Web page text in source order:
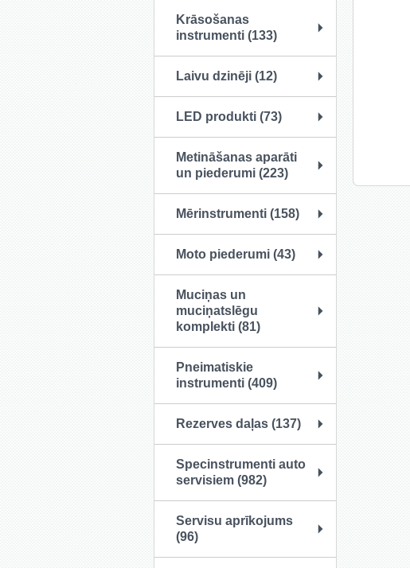
Krāsošanas
instrumenti (133)
Laivu dzinēji (12)
LED produkti (73)
Metināšanas aparāti
un piederumi (223)
Mērinstrumenti (158)
Moto piederumi (43)
Muciņas un
muciņatslēgu
komplekti (81)
Pneimatiskie
instrumenti (409)
Rezerves daļas (137)
Specinstrumenti auto
servisiem (982)
Servisu aprīkojums
(96)